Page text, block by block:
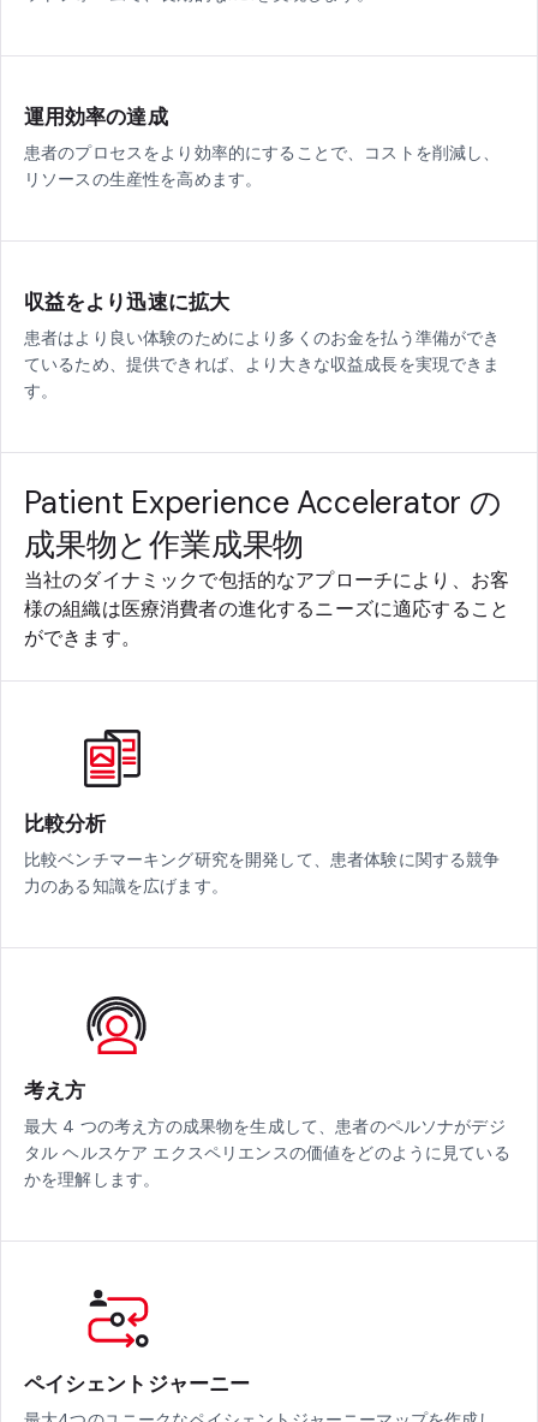
運用効率の達成
患者のプロセスをより効率的にすることで、コストを削減し、
リソースの生産性を高めます。
収益をより迅速に拡大
患者はより良い体験のためにより多くのお金を払う準備ができ
ているため、提供できれば、より大きな収益成長を実現できま
す。
Patient Experience Accelerator の
成果物と作業成果物
当社のダイナミックで包括的なアプローチにより、お客
様の組織は医療消費者の進化するニーズに適応すること
ができます。
比較分析
比較ベンチマーキング研究を開発して、患者体験に関する競争
力のある知識を広げます。
考え方
最大 4 つの考え方の成果物を生成して、患者のペルソナがデジ
タル ヘルスケア エクスペリエンスの価値をどのように見ている
かを理解します。
ペイシェントジャーニー